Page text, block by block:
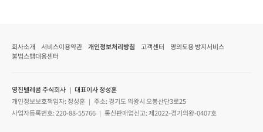
회사소개 서비스이용약관 개인정보처리방침 고객센터
명의도용 방지서비스
불법스팸대응센터
영진텔레콤 주식회사 ｜ 대표이사 정성훈
개인정보보호책임자: 정성훈 ｜ 주소: 경기도 의왕시 오봉산단3로25
사업자등록번호: 220-88-55766 ｜ 통신판매업신고: 제2022-경기의왕-0407호